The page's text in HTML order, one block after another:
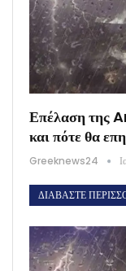
Επέλαση της
και πότε θα
Greeknews24
ΔΙΑΒΆΣΤΕ